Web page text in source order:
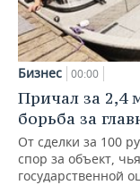
Бизнес 00:00
Причал за 2,4
борьба за
От сделки за 100
спор за объект,
государственной